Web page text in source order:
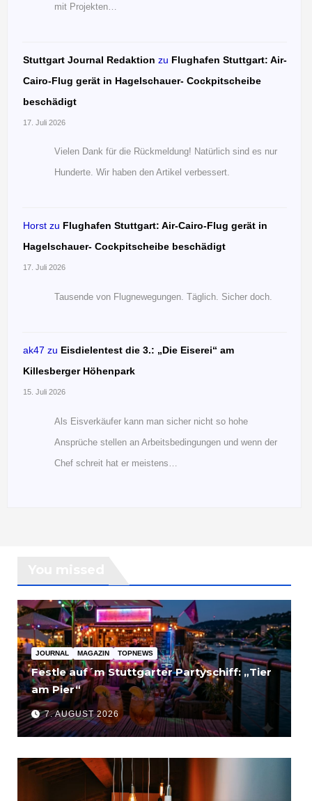
mit Projekten…
Stuttgart Journal Redaktion zu Flughafen Stuttgart: Air-
Cairo-Flug gerät in Hagelschauer- Cockpitscheibe
beschädigt
17. Juli 2026
Vielen Dank für die Rückmeldung! Natürlich sind es nur
Hunderte. Wir haben den Artikel verbessert.
Horst zu Flughafen Stuttgart: Air-Cairo-Flug gerät in
Hagelschauer- Cockpitscheibe beschädigt
17. Juli 2026
Tausende von Flugnewegungen. Täglich. Sicher doch.
ak47 zu Eisdielentest die 3.: „Die Eiserei“ am
Killesberger Höhenpark
15. Juli 2026
Als Eisverkäufer kann man sicher nicht so hohe
Ansprüche stellen an Arbeitsbedingungen und wenn der
Chef schreit hat er meistens…
JOURNAL MAGAZIN TOPNEWS
Festle auf´m Stuttgarter Partyschiff: „Tier
am Pier“
7. AUGUST 2026